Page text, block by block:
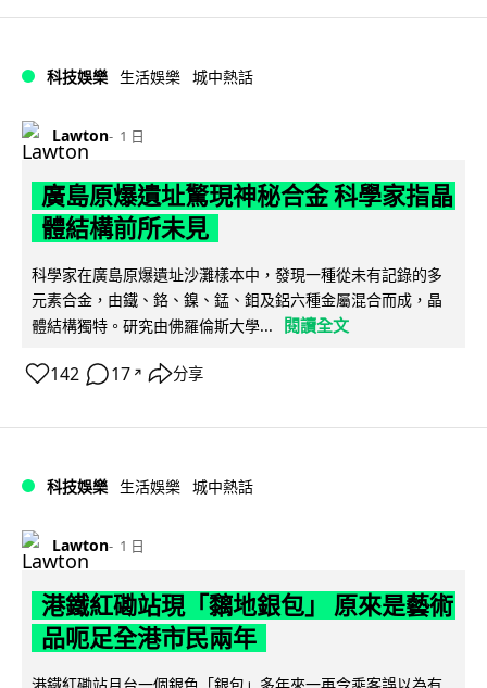
科技娛樂 生活娛樂 城中熱話
Lawton 1 日
廣島原爆遺址驚現神秘合金 科學家指晶
體結構前所未見
科學家在廣島原爆遺址沙灘樣本中，發現一種從未有記錄的多
元素合金，由鐵、鉻、鎳、錳、鉬及鋁六種金屬混合而成，晶
體結構獨特。研究由佛羅倫斯大學...
閱讀全文
142 17 ↗ 分享
科技娛樂 生活娛樂 城中熱話
Lawton 1 日
港鐵紅磡站現「黐地銀包」 原來是藝術
品呃足全港市民兩年